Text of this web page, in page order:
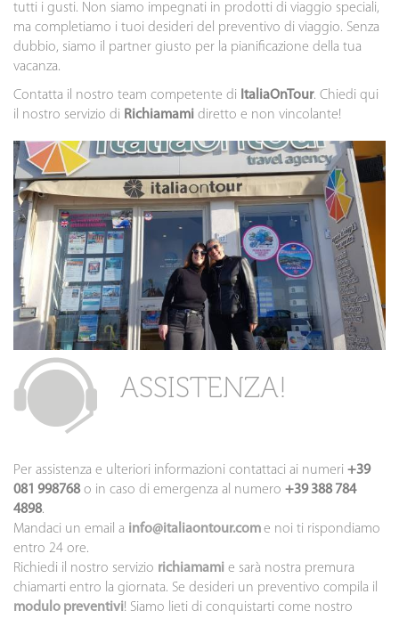
tutti i gusti. Non siamo impegnati in prodotti di viaggio speciali,
ma completiamo i tuoi desideri del preventivo di viaggio. Senza
dubbio, siamo il partner giusto per la pianificazione della tua
vacanza.
Contatta il nostro team competente di ItaliaOnTour. Chiedi qui
il nostro servizio di Richiamami diretto e non vincolante!
ASSISTENZA!
Per assistenza e ulteriori informazioni contattaci ai numeri +39
081 998768o in caso di emergenza al numero +39 388 784
4898.
Mandaci un email a info@italiaontour.come noi ti rispondiamo
entro 24 ore.
Richiedi il nostro servizio richiamami e sarà nostra premura
chiamarti entro la giornata. Se desideri un preventivo compila il
modulo preventivi! Siamo lieti di conquistarti come nostro